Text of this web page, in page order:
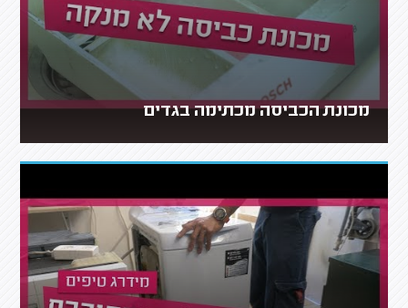
מכונת הכביסה מכתימה בגדים